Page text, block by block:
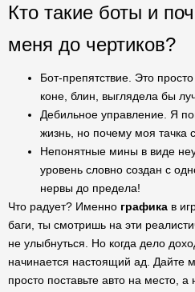
Кто такие боты и
меня до чертиков?
Бот-препятствие. Это
коне, блин, выглядела бы
Дебильное управление. Я
жизнь, но почему моя тачка
Непонятные мины в виде
уровень словно создан с
нервы до предела!
Что радует? Именно графика в
баги, ты смотришь на эти
не улыбнуться. Но когда дело
начинается настоящий ад. Дайте
просто поставьте авто на место, а